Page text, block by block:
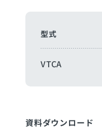
型式
VTCA
資料ダウンロード